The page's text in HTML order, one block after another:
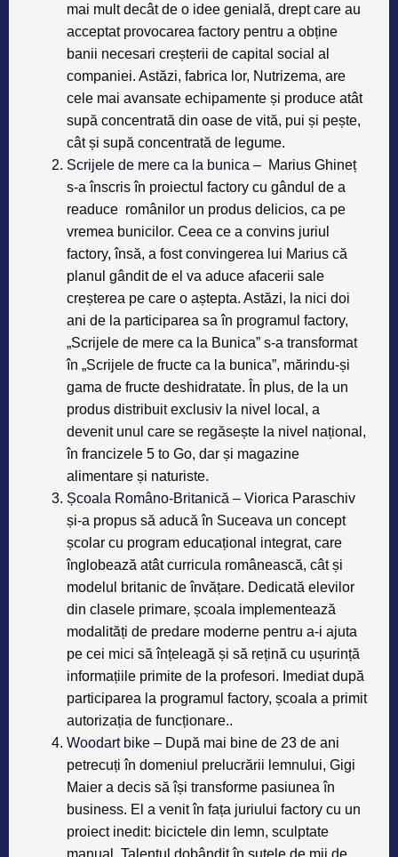
mai mult decât de o idee genială, drept care au
acceptat provocarea factory pentru a obține
banii necesari creșterii de capital social al
companiei. Astăzi, fabrica lor, Nutrizema, are
cele mai avansate echipamente și produce atât
supă concentrată din oase de vită, pui și pește,
cât și supă concentrată de legume.
Scrijele de mere ca la bunica – Marius Ghineț
s-a înscris în proiectul factory cu gândul de a
readuce românilor un produs delicios, ca pe
vremea bunicilor. Ceea ce a convins juriul
factory, însă, a fost convingerea lui Marius că
planul gândit de el va aduce afacerii sale
creșterea pe care o aștepta. Astăzi, la nici doi
ani de la participarea sa în programul factory,
„Scrijele de mere ca la Bunica” s-a transformat
în „Scrijele de fructe ca la bunica”, mărindu-și
gama de fructe deshidratate. În plus, de la un
produs distribuit exclusiv la nivel local, a
devenit unul care se regăsește la nivel național,
în francizele 5 to Go, dar și magazine
alimentare și naturiste.
Școala Româno-Britanică – Viorica Paraschiv
și-a propus să aducă în Suceava un concept
școlar cu program educațional integrat, care
înglobează atât curricula românească, cât și
modelul britanic de învățare. Dedicată elevilor
din clasele primare, școala implementează
modalități de predare moderne pentru a-i ajuta
pe cei mici să înțeleagă și să rețină cu ușurință
informațiile primite de la profesori. Imediat după
participarea la programul factory, școala a primit
autorizația de funcționare..
Woodart bike – După mai bine de 23 de ani
petrecuți în domeniul prelucrării lemnului, Gigi
Maier a decis să își transforme pasiunea în
business. El a venit în fața juriului factory cu un
proiect inedit: bicictele din lemn, sculptate
manual. Talentul dobândit în sutele de mii de